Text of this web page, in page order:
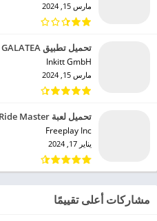
مارس 15, 2024
تحميل تطبيق GALATEA مهكر للاندرويد 2024
Inkitt GmbH‏
مارس 15, 2024
تحميل لعبة Ride Master مهكرة للاندرويد 2024
Freeplay Inc‏
يناير 17, 2024
مشاركات أعلى تقييمًا